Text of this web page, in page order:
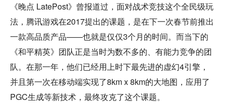
《晚点 LatePost》曾报道过，面对战术竞技这个全民级玩
法，腾讯游戏在2017提出的课题，是在下一次春节前推出
一款高品质产品——也就是仅仅3个月的时间。而当下的
《和平精英》团队正是当时为数不多的、有能力竞争的团
队。在那一年，他们已经用上时下最先进的虚幻4引擎，
并且第一次在移动端实现了8km x 8km的大地图，应用了
PGC生成等新技术，最终攻克了这个课题。